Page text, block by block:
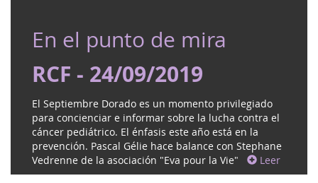
En el punto de mira
RCF - 24/09/2019
El Septiembre Dorado es un momento privilegiado
para concienciar e informar sobre la lucha contra el
cáncer pediátrico. El énfasis este año está en la
prevención. Pascal Gélie hace balance con Stephane
Vedrenne de la asociación "Eva pour la Vie"
Leer